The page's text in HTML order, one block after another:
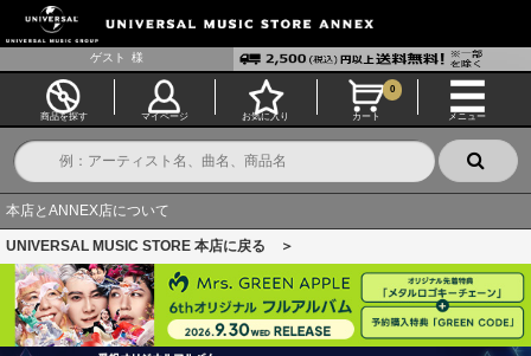
ゲスト 様
商品を探す マイページ お気に入り カート
0
メニュー
本店とANNEX店について
UNIVERSAL MUSIC STORE 本店に戻る ＞